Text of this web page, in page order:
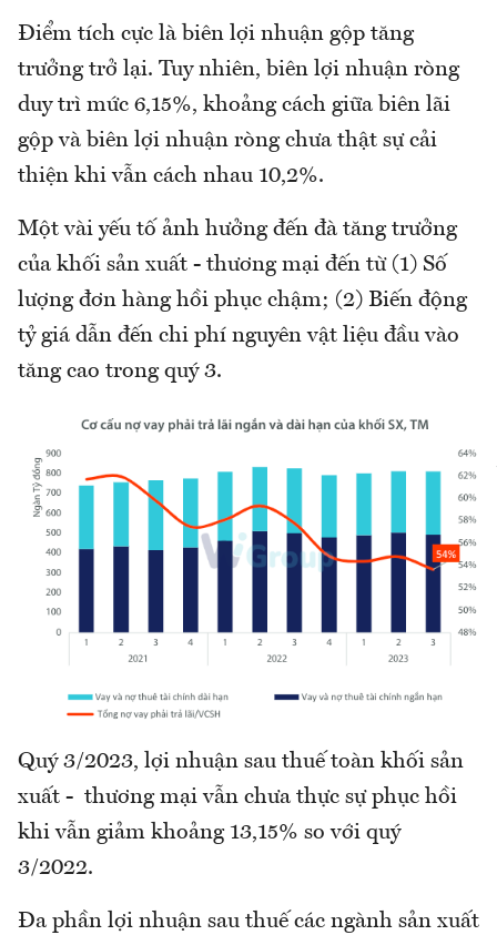
Điểm tích cực là biên lợi nhuận gộp tăng
trưởng trở lại. Tuy nhiên, biên lợi nhuận ròng
duy trì mức 6,15%, khoảng cách giữa biên lãi
gộp và biên lợi nhuận ròng chưa thật sự cải
thiện khi vẫn cách nhau 10,2%.
Một vài yếu tố ảnh hưởng đến đà tăng trưởng
của khối sản xuất - thương mại đến từ (1) Số
lượng đơn hàng hồi phục chậm; (2) Biến động
tỷ giá dẫn đến chi phí nguyên vật liệu đầu vào
tăng cao trong quý 3.
Quý 3/2023, lợi nhuận sau thuế toàn khối sản
xuất - thương mại vẫn chưa thực sự phục hồi
khi vẫn giảm khoảng 13,15% so với quý
3/2022.
Đa phần lợi nhuận sau thuế các ngành sản xuất